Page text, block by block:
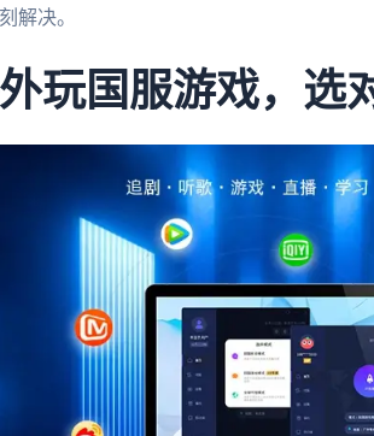
解决。
玩国服游戏，选